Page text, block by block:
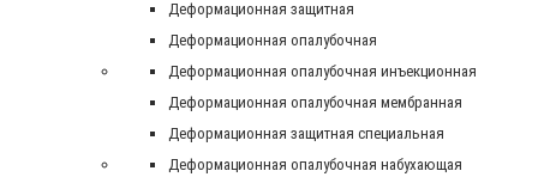
Деформационная защитная
Деформационная опалубочная
Деформационная опалубочная инъекционная
Деформационная опалубочная мембранная
Деформационная защитная специальная
Деформационная опалубочная набухающая